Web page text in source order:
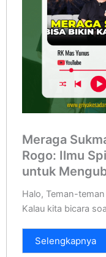
Meraga
Rogo: Ilmu
untuk
Halo, Teman-
Kalau kita bicara
Selengkapnya